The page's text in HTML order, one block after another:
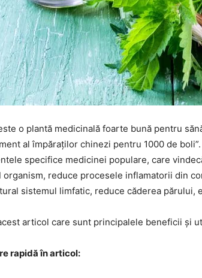
o plantă medicinală foarte bună pentru
al împăraților chinezi pentru 1000 de
specifice medicinei populare, care
reduce procesele inflamatorii din
sistemul limfatic, reduce căderea părului,
articol care sunt principalele beneficii și
rapidă în articol: